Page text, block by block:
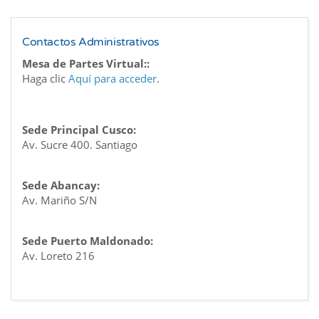
Contactos Administrativos
Mesa de Partes Virtual::
Haga clic Aquí para acceder.
Sede Principal Cusco:
Av. Sucre 400. Santiago
Sede Abancay:
Av. Mariño S/N
Sede Puerto Maldonado:
Av. Loreto 216